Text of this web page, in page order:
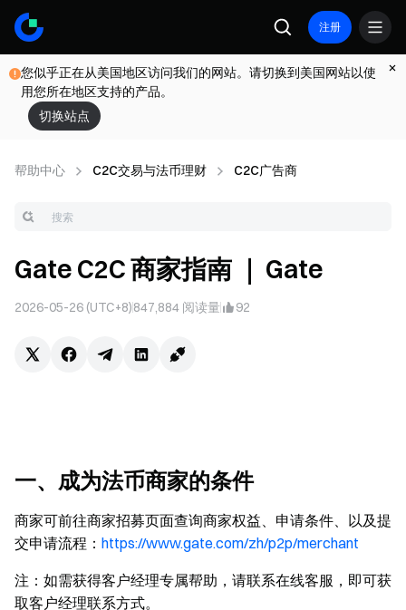
注册
您似乎正在从美国地区访问我们的网站。请切换到美国网站以使
用您所在地区支持的产品。
切换站点
帮助中心 C2C交易与法币理财 C2C广告商
Gate C2C 商家指南 ｜ Gate
2026-05-26 (UTC+8)847,884 阅读量 92
一、成为法币商家的条件
商家可前往商家招募页面查询商家权益、申请条件、以及提
交申请流程： https://www.gate.com/zh/p2p/merchant
注：如需获得客户经理专属帮助，请联系在线客服，即可获
取客户经理联系方式。